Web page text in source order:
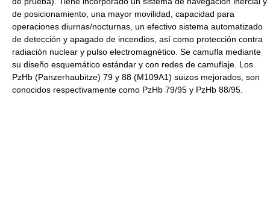
de posicionamiento, una mayor movilidad, capacidad para
operaciones diurnas/nocturnas, un efectivo sistema automatizado
de detección y apagado de incendios, así como protección contra
radiación nuclear y pulso electromagnético. Se camufla mediante
su diseño esquemático estándar y con redes de camuflaje. Los
PzHb (Panzerhaubitze) 79 y 88 (M109A1) suizos mejorados, son
conocidos respectivamente como PzHb 79/95 y PzHb 88/95.